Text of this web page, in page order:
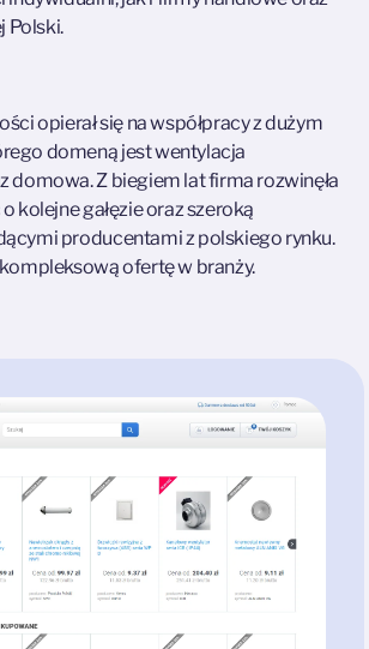
Polski.
opierał się na współpracy z dużym
domeną jest wentylacja
domowa. Z biegiem lat firma rozwinęła
kolejne gałęzie oraz szeroką
producentami z polskiego rynku.
ofertę w branży.